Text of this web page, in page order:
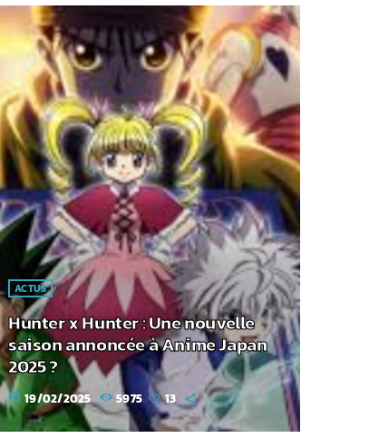
ACTUS
Hunter x Hunter : Une nouvelle
saison annoncée à Anime Japan
2025 ?
today 19/02/2025 5975 13